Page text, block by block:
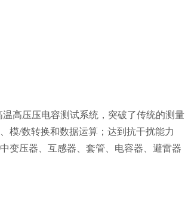
高压压电容测试系统，突破了传统的测量
模/数转换和数据运算；达到抗干扰能力
变压器、互感器、套管、电容器、避雷器